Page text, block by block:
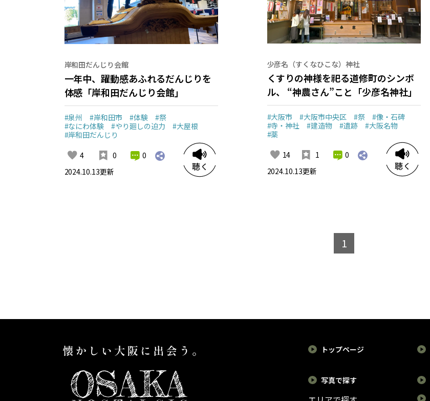
岸和田だんじり会館
一年中、躍動感あふれるだんじりを
体感「岸和田だんじり会館」
#泉州 #岸和田市 #体験
#祭
#なにわ体験
#やり廻しの迫力
#大屋根
#岸和田だんじり
4 0
0
2024.10.13更新
少彦名（すくなひこな）神社
くすりの神様を祀る道修町のシンボ
ル、 “神農さん”こと「少彦名神社」
#大阪市 #大阪市中央区 #祭
#像・石碑
#寺・神社
#建造物 #遺跡
#大阪名物
#薬
14 1
0
2024.10.13更新
1
トップページ
写真で探す